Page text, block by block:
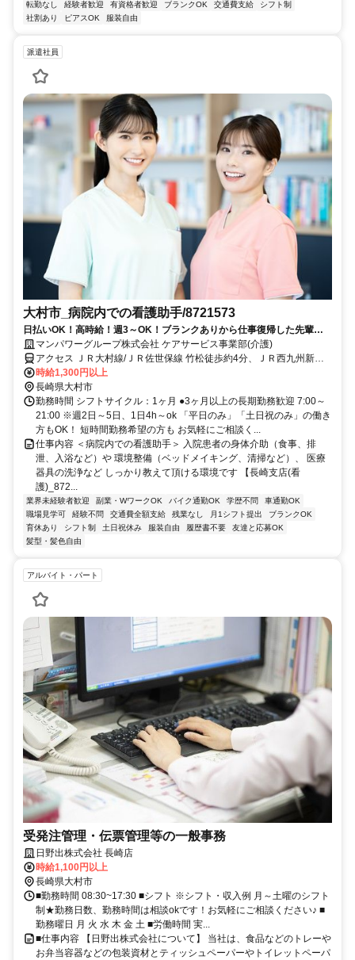
転勤なし 経験者歓迎 有資格者歓迎 ブランクOK 交通費支給
シフト制
社割あり
ピアスOK 服装自由
派遣社員
大村市_病院内での看護助手/8721573
日払いOK！高時給！週3～OK！ブランクありから仕事復帰した先輩や
ミドル世代も多数活躍中♪
マンパワーグループ株式会社 ケアサービス事業部(介護)
アクセス ＪＲ大村線/ＪＲ佐世保線 竹松徒歩約4分、ＪＲ西九州新幹
線 新大村さざなみ口(西口)徒歩約16分、ＪＲ大村線/ＪＲ長崎本線 新
大村さざなみ口(西口)徒歩約16分 車・バイク通勤OK（派遣先によ
る）
時給1,300円以上
長崎県大村市
勤務時間 シフトサイクル：1ヶ月 ●3ヶ月以上の長期勤務歓迎 7:00～
21:00 ※週2日～5日、1日4h～ok 「平日のみ」「土日祝のみ」の働き
方もOK！ 短時間勤務希望の方も お気軽にご相談く...
仕事内容 ＜病院内での看護助手＞ 入院患者の身体介助（食事、排
泄、入浴など）や 環境整備（ベッドメイキング、清掃など）、 医療
器具の洗浄など しっかり教えて頂ける環境です 【長崎支店(看
護)_872...
業界未経験者歓迎 副業・WワークOK バイク通勤OK 学歴不問
車通勤OK
職場見学可
経験不問 交通費全額支給 残業なし 月1シフト提出
ブランクOK
育休あり
シフト制 土日祝休み 服装自由 履歴書不要
友達と応募OK
髪型・髪色自由
アルバイト・パート
受発注管理・伝票管理等の一般事務
日野出株式会社 長崎店
時給1,100円以上
長崎県大村市
■勤務時間 08:30~17:30 ■シフト ※シフト・収入例 月～土曜のシフト
制★勤務日数、勤務時間は相談okです！お気軽にご相談ください♪ ■
勤務曜日 月 火 水 木 金 土 ■労働時間 実...
■仕事内容 【日野出株式会社について】 当社は、食品などのトレーや
お弁当容器などの包装資材とティッシュペーパーやトイレットペーパ